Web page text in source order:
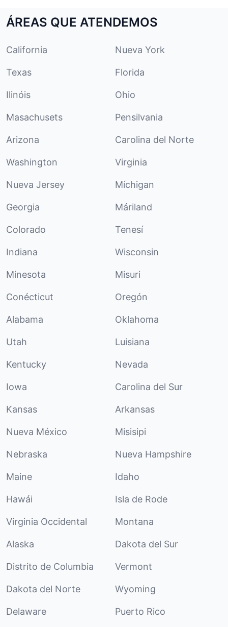
ÁREAS QUE ATENDEMOS
California Nueva York
Texas Florida
Ilinóis Ohio
Masachusets Pensilvania
Arizona Carolina del Norte
Washington Virginia
Nueva Jersey Míchigan
Georgia Máriland
Colorado Tenesí
Indiana Wisconsin
Minesota Misuri
Conécticut Oregón
Alabama Oklahoma
Utah Luisiana
Kentucky Nevada
Iowa Carolina del Sur
Kansas Arkansas
Nueva México Misisipi
Nebraska Nueva Hampshire
Maine Idaho
Hawái Isla de Rode
Virginia Occidental Montana
Alaska Dakota del Sur
Distrito de Columbia Vermont
Dakota del Norte Wyoming
Delaware Puerto Rico